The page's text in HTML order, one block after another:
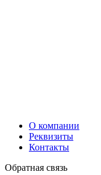
О компании
Реквизиты
Контакты
Обратная связь